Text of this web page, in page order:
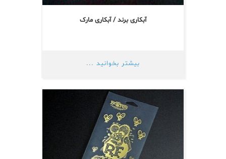
آبکاری برند / آبکاری مارک
بیشتر بخوانید ...